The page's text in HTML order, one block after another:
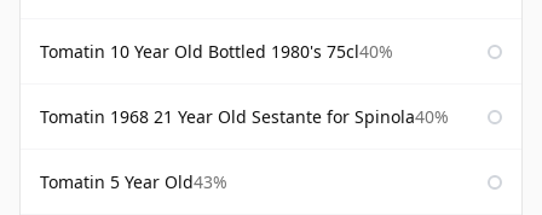
Tomatin 10 Year Old Bottled 1980's 75cl40%
Tomatin 1968 21 Year Old Sestante for Spinola40%
Tomatin 5 Year Old43%